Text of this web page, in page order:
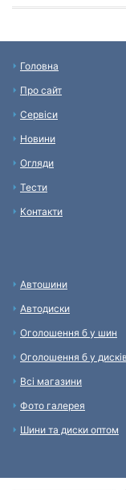
Головна
Про сайт
Сервіси
Новини
Огляди
Тести
Контакти
Автошини
Автодиски
Оголошення б у шин
Оголошення б у дисків
Всі магазини
Фото галерея
Шини та диски оптом